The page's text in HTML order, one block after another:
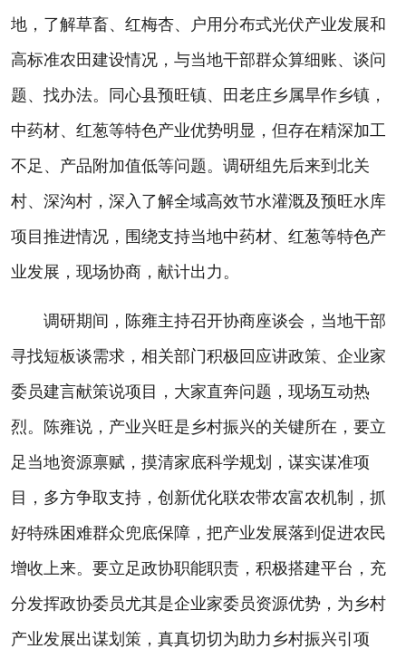
地，了解草畜、红梅杏、户用分布式光伏产业发展和
高标准农田建设情况，与当地干部群众算细账、谈问
题、找办法。同心县预旺镇、田老庄乡属旱作乡镇，
中药材、红葱等特色产业优势明显，但存在精深加工
不足、产品附加值低等问题。调研组先后来到北关
村、深沟村，深入了解全域高效节水灌溉及预旺水库
项目推进情况，围绕支持当地中药材、红葱等特色产
业发展，现场协商，献计出力。
调研期间，陈雍主持召开协商座谈会，当地干部
寻找短板谈需求，相关部门积极回应讲政策、企业家
委员建言献策说项目，大家直奔问题，现场互动热
烈。陈雍说，产业兴旺是乡村振兴的关键所在，要立
足当地资源禀赋，摸清家底科学规划，谋实谋准项
目，多方争取支持，创新优化联农带农富农机制，抓
好特殊困难群众兜底保障，把产业发展落到促进农民
增收上来。要立足政协职能职责，积极搭建平台，充
分发挥政协委员尤其是企业家委员资源优势，为乡村
产业发展出谋划策，真真切切为助力乡村振兴引项